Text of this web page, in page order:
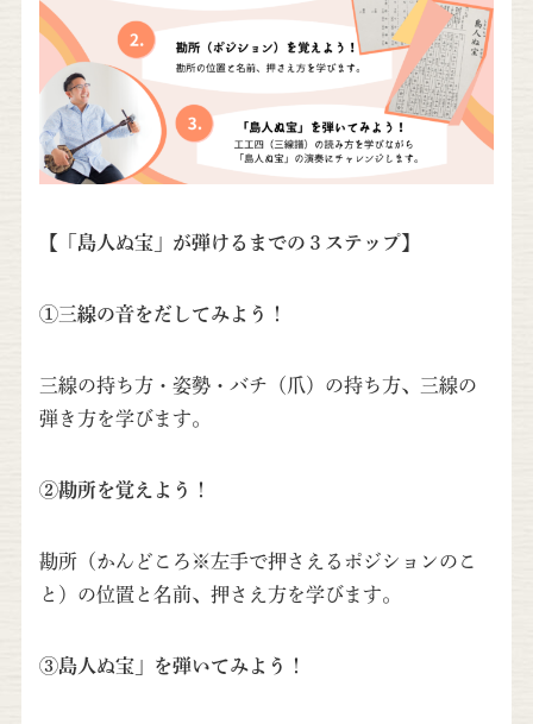
【「島人ぬ宝」が弾けるまでの３ステップ】
①三線の音をだしてみよう！
三線の持ち方・姿勢・バチ（爪）の持ち方、三線の
弾き方を学びます。
②勘所を覚えよう！
勘所（かんどころ※左手で押さえるポジションのこ
と）の位置と名前、押さえ方を学びます。
③島人ぬ宝」を弾いてみよう！